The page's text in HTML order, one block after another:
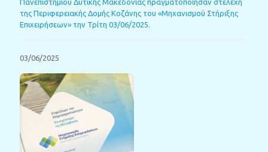
Πανεπιστημίου Δυτικής Μακεδονίας πραγματοποίησαν στελέχη
της Περιφερειακής Δομής Κοζάνης του «Μηχανισμού Στήριξης
Επιχειρήσεων» την Τρίτη 03/06/2025.
03/06/2025